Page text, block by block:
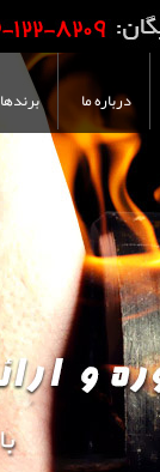
درباره ما برندها